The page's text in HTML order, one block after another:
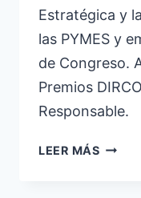
Estratégica y
las PYMES y
de Congreso.
Premios
Responsable.
LEER MÁSALARP